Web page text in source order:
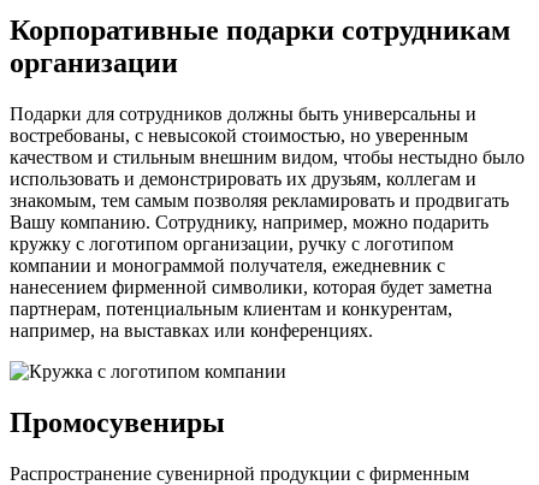
Корпоративные подарки сотрудникам
организации
Подарки для сотрудников должны быть универсальны и
востребованы, с невысокой стоимостью, но уверенным
качеством и стильным внешним видом, чтобы нестыдно было
использовать и демонстрировать их друзьям, коллегам и
знакомым, тем самым позволяя рекламировать и продвигать
Вашу компанию. Сотруднику, например, можно подарить
кружку с логотипом организации, ручку с логотипом
компании и монограммой получателя, ежедневник с
нанесением фирменной символики, которая будет заметна
партнерам, потенциальным клиентам и конкурентам,
например, на выставках или конференциях.
Промосувениры
Распространение сувенирной продукции с фирменным